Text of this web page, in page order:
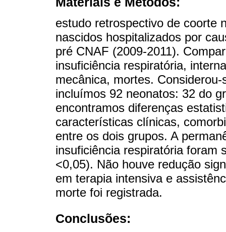
estudo retrospectivo de coorte
nascidos hospitalizados por
pré CNAF (2009-2011).
insuficiência respiratória,
mecânica, mortes.
incluímos 92 neonatos: 32 do
encontramos diferenças
características clínicas,
entre os dois grupos. A
insuficiência respiratória foram
<0,05). Não houve redução
em terapia intensiva e
morte foi registrada.
Conclusões: